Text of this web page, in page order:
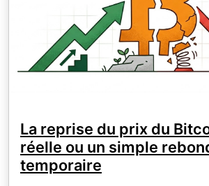
La reprise du prix du
réelle ou un simple
temporaire